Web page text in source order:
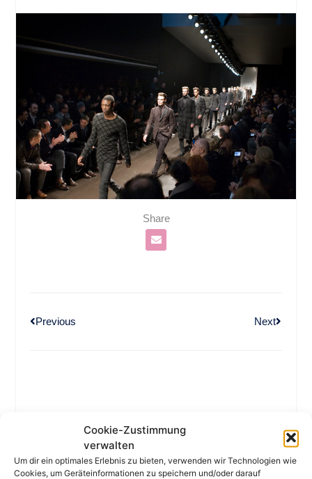
Cookie-Zustimmung
verwalten
Um dir ein optimales Erlebnis zu bieten, verwenden wir Technologien wie
Cookies, um Geräteinformationen zu speichern und/oder darauf
Share
Previous Next
MEHR AUS DEM NEWSROOM